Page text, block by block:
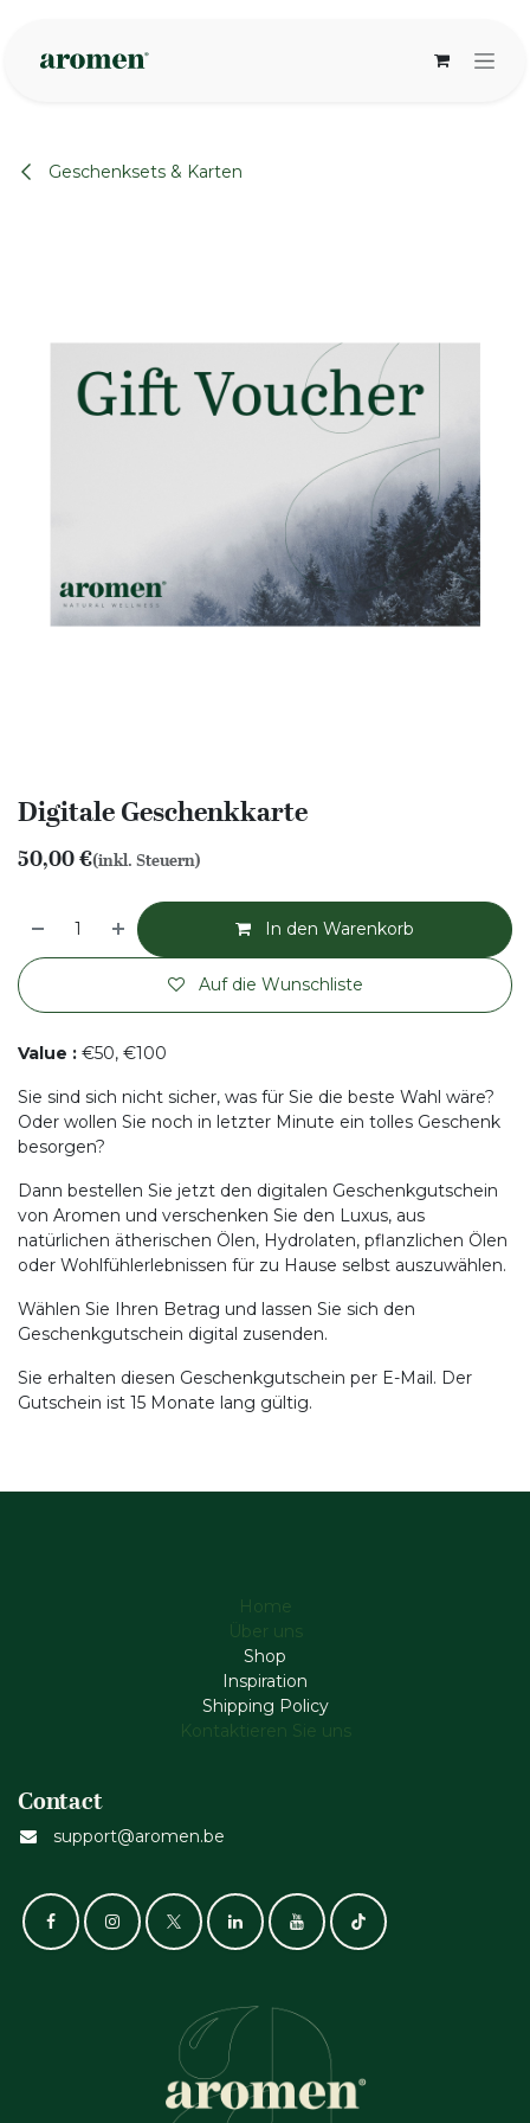
Geschenksets & Karten
Digitale Geschenkkarte
50,00€(inkl. Steuern)
In den Warenkorb
Auf die Wunschliste
Value : €50, €100
Sie sind sich nicht sicher, was für Sie die beste Wahl wäre?
Oder wollen Sie noch in letzter Minute ein tolles Geschenk
besorgen?
Dann bestellen Sie jetzt den digitalen Geschenkgutschein
von Aromen und verschenken Sie den Luxus, aus
natürlichen ätherischen Ölen, Hydrolaten, pflanzlichen Ölen
oder Wohlfühlerlebnissen für zu Hause selbst auszuwählen.
Wählen Sie Ihren Betrag und lassen Sie sich den
Geschenkgutschein digital zusenden.
Sie erhalten diesen Geschenkgutschein per E-Mail. Der
Gutschein ist 15 Monate lang gültig.
Home
Über uns
Shop
Inspiration
Shipping Policy
Kontaktieren Sie uns
Contact
support@aromen.be